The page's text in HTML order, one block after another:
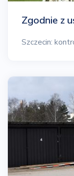
Zgodnie z
Szczecin: